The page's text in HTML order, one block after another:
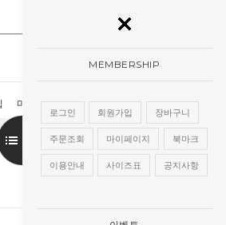
~13호) [구매]아란한복드레스(핑크)(1호~13
마이페이지 장바구니 주문조회
MEMBERSHIP
로그인 회원가입 장바구니
주문조회 마이페이지 북마크
이용안내 사이즈표 공지사항